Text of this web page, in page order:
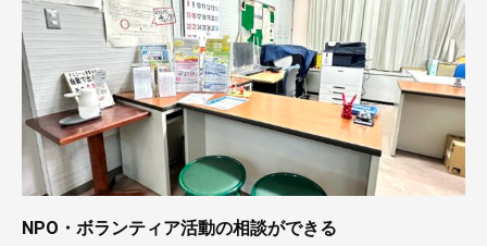
NPO・ボランティア活動の相談ができる